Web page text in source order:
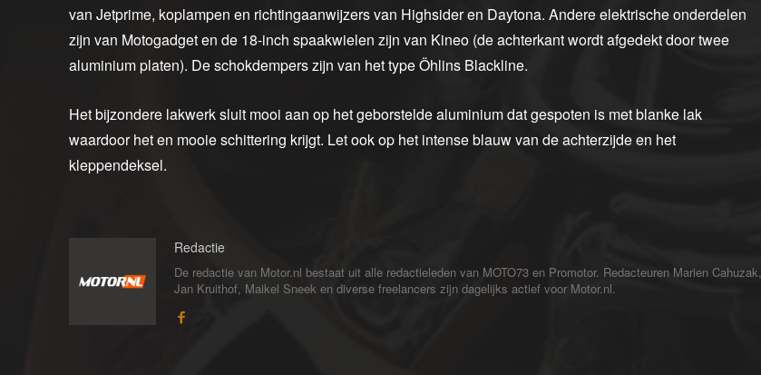
van Jetprime, koplampen en richtingaanwijzers van Highsider en Daytona. Andere elektrische onderdelen
zijn van Motogadget en de 18-inch spaakwielen zijn van Kineo (de achterkant wordt afgedekt door twee
aluminium platen). De schokdempers zijn van het type Öhlins Blackline.
Het bijzondere lakwerk sluit mooi aan op het geborstelde aluminium dat gespoten is met blanke lak
waardoor het en mooie schittering krijgt. Let ook op het intense blauw van de achterzijde en het
kleppendeksel.
Redactie
De redactie van Motor.nl bestaat uit alle redactieleden van MOTO73 en Promotor. Redacteuren Marien Cahuzak,
Jan Kruithof, Maikel Sneek en diverse freelancers zijn dagelijks actief voor Motor.nl.